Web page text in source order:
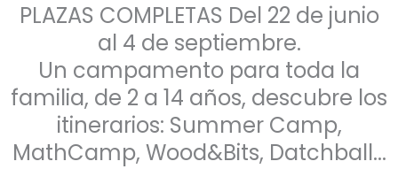
PLAZAS COMPLETAS Del 22 de junio
al 4 de septiembre.
Un campamento para toda la
familia, de 2 a 14 años, descubre los
itinerarios: Summer Camp,
MathCamp, Wood&Bits, Datchball...